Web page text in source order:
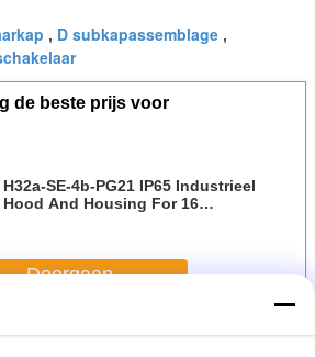
, D subkapassemblage ,
de beste prijs voor
H32a-SE-4b-PG21 IP65 Industrieel
Hood And Housing For 16
Doorgaan
And Housing